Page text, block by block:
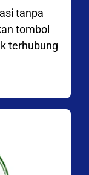
tanpa
tombol
terhubung